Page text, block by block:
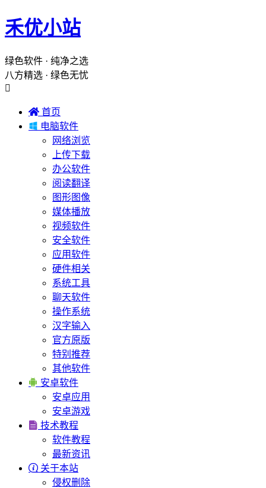
禾优小站
绿色软件 · 纯净之选
八方精选 · 绿色无忧

 首页
 电脑软件
网络浏览
上传下载
办公软件
阅读翻译
图形图像
媒体播放
视频软件
安全软件
应用软件
硬件相关
系统工具
聊天软件
操作系统
汉字输入
官方原版
特别推荐
其他软件
 安卓软件
安卓应用
安卓游戏
 技术教程
软件教程
最新资讯
 关于本站
侵权删除